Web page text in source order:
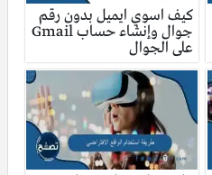
كيف اسوي ايميل بدون رقم
جوال وإنشاء حساب Gmail
على الجوال